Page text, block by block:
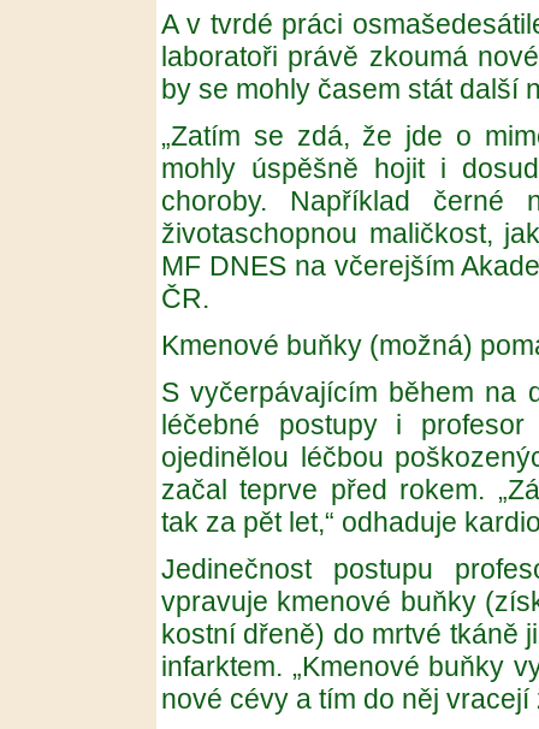
A v tvrdé práci
laboratoři právě zkoumá
by se mohly časem stát další
„Zatím se zdá, že jde o
mohly úspěšně hojit i
choroby. Například
životaschopnou maličkost,
MF DNES na včerejším
ČR.
Kmenové buňky (možná)
S vyčerpávajícím během na
léčebné postupy i
ojedinělou léčbou
začal teprve před rokem.
tak za pět let,“ odhaduje
Jedinečnost postupu
vpravuje kmenové buňky
kostní dřeně) do mrtvé tkáně
infarktem. „Kmenové buňky
nové cévy a tím do něj vracejí